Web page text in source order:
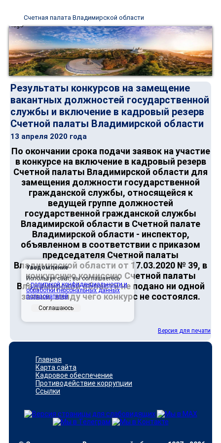
Счетная палата Владимирской области
Результаты конкурсов на замещение
вакантных должностей государственной
службы и включение в кадровый резерв
Счетной палаты Владимирской области
13 апреля 2020 года
По окончании срока подачи заявок на участие
в конкурсе на включение в кадровый резерв
Счетной палаты Владимирской области для
замещения должности государственной
гражданской службы, относящейся к
ведущей группе должностей
государственной гражданской службы
Владимирской области в Счетной палате
Владимирской области - инспектор,
объявленном в соответствии с приказом
председателя Счетной палаты
Владимирской области от 17.03.2020 № 39, в
конкурсную комиссию Счетной палаты
Владимирской области не подано ни одной
заявки, ввиду чего конкурс не состоялся.
Версия для печати
Главная
Карта сайта
Кадровое обеспечение
Противодействие коррупции
Ссылки
Уведомление
Используя сайт, вы соглашаетесь
сполитикой конфиденциальности и
обработки персональных данных
пользователей.
Соглашаюсь